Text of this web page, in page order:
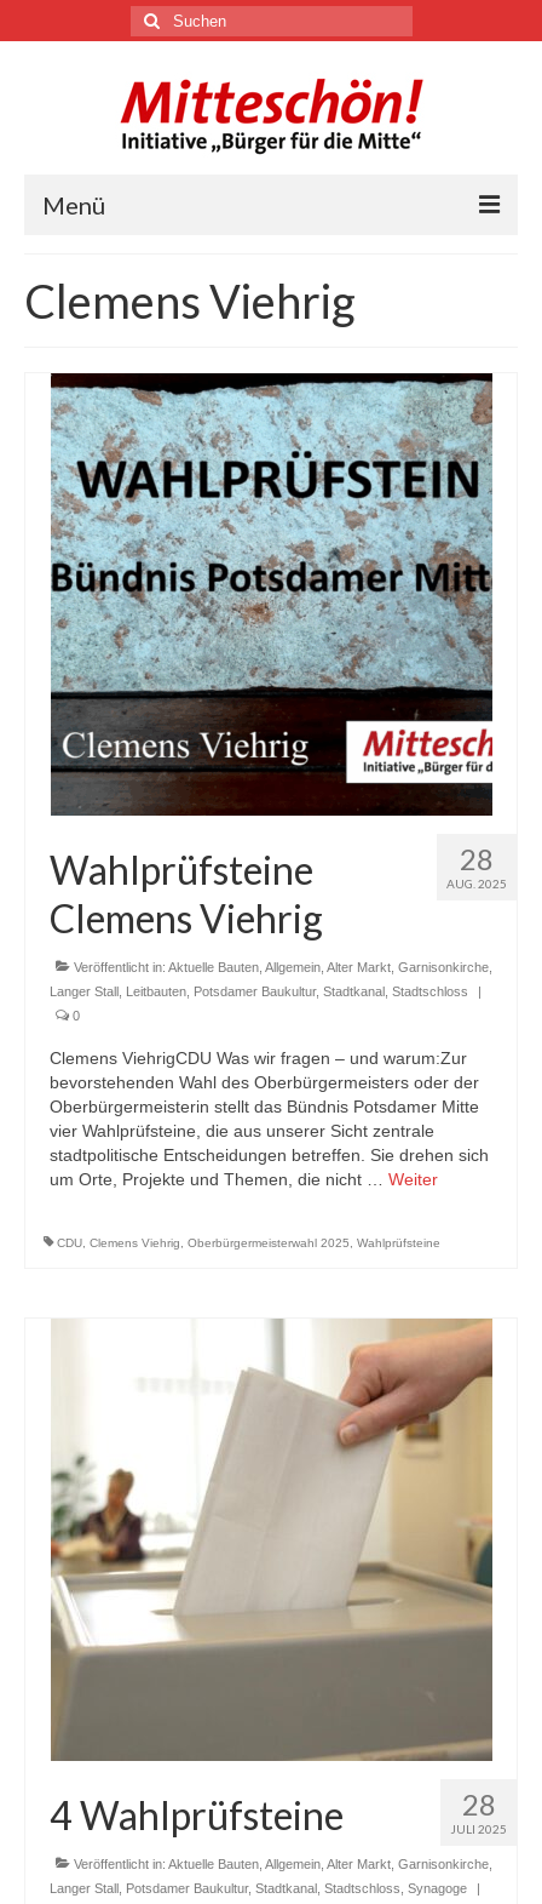
Suchen
nach:
Menü
Über uns
Themen
Youtube
Links
Blog
Kontakt
Clemens Viehrig
28
AUG. 2025
Wahlprüfsteine
Clemens Viehrig
Veröffentlicht in: Aktuelle Bauten Allgemein Alter Markt Garnisonkirche
Langer Stall Leitbauten Potsdamer Baukultur, Stadtkanal Stadtschloss
|
0
Clemens ViehrigCDU Was wir fragen – und warum:Zur
bevorstehenden Wahl des Oberbürgermeisters oder der
Oberbürgermeisterin stellt das Bündnis Potsdamer Mitte
vier Wahlprüfsteine, die aus unserer Sicht zentrale
stadtpolitische Entscheidungen betreffen. Sie drehen sich
um Orte, Projekte und Themen, die nicht … Weiter
CDU Clemens Viehrig Oberbürgermeisterwahl 2025 Wahlprüfsteine
28
JULI 2025
4 Wahlprüfsteine
Veröffentlicht in: Aktuelle Bauten Allgemein Alter Markt Garnisonkirche
Langer Stall Potsdamer Baukultur, Stadtkanal Stadtschloss Synagoge
|